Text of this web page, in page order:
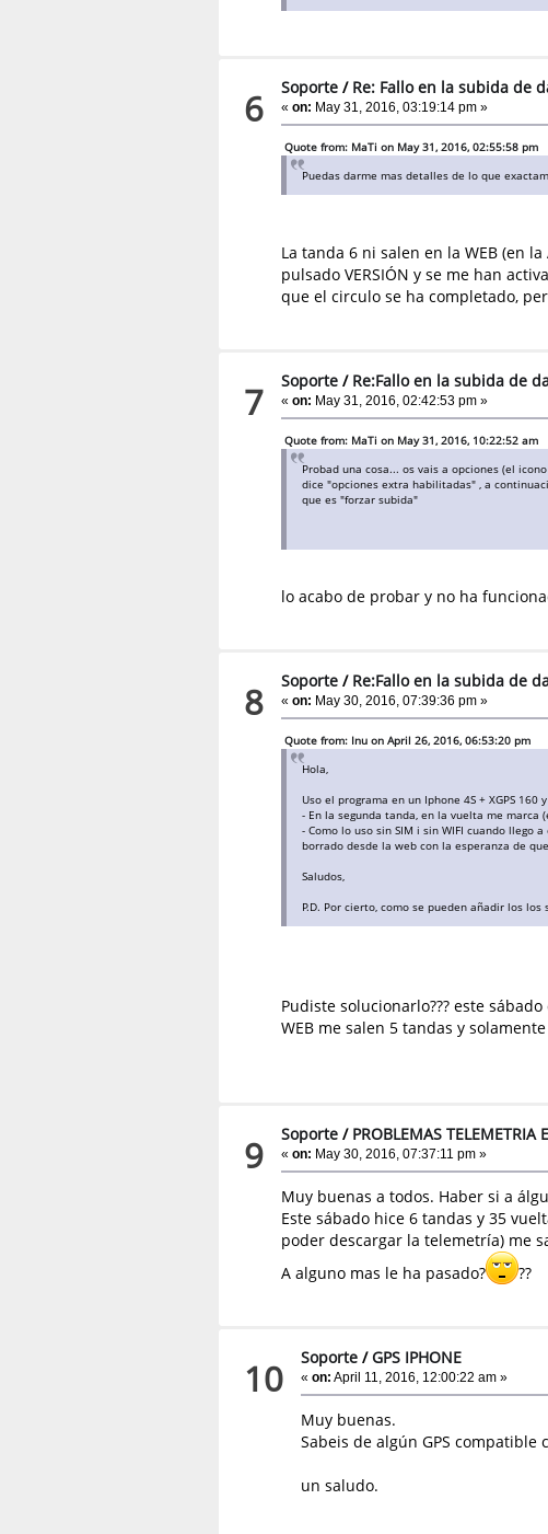
6 Soporte/ Re: Fallo en la subida de
« on: May 31, 2016, 03:19:14 pm »
Quote from: MaTi on May 31, 2016, 02:55:58 pm
Puedas darme mas detalles de lo que
La tanda 6 ni salen en la WEB (en
pulsado VERSIÓN y se me han
que el circulo se ha completado,
7 Soporte/ Re:Fallo en la subida de
« on: May 31, 2016, 02:42:53 pm »
Quote from: MaTi on May 31, 2016, 10:22:52 am
Probad una cosa... os vais a opciones (el
dice "opciones extra habilitadas" , a
que es "forzar subida"
lo acabo de probar y no ha
8 Soporte/ Re:Fallo en la subida de
« on: May 30, 2016, 07:39:36 pm »
Quote from: Inu on April 26, 2016, 06:53:20 pm
Hola,
Uso el programa en un Iphone 4S + XGPS
- En la segunda tanda, en la vuelta me
- Como lo uso sin SIM i sin WIFI cuando llego
borrado desde la web con la esperanza de
Saludos,
P.D. Por cierto, como se pueden añadir los los
Pudiste solucionarlo??? este
WEB me salen 5 tandas y
9 Soporte/ PROBLEMAS TELEMETRIA
« on: May 30, 2016, 07:37:11 pm »
Muy buenas a todos. Haber si a
Este sábado hice 6 tandas y 35
poder descargar la telemetría) me
A alguno mas le ha pasado?
??
10 Soporte/GPS IPHONE
« on: April 11, 2016, 12:00:22 am »
Muy buenas.
Sabeis de algún GPS
un saludo.